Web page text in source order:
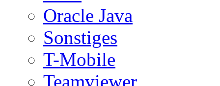
Oracle Java
Sonstiges
T-Mobile
Teamviewer